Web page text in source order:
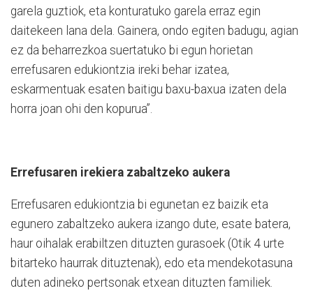
garela guztiok, eta konturatuko garela erraz egin
daitekeen lana dela. Gainera, ondo egiten badugu, agian
ez da beharrezkoa suertatuko bi egun horietan
errefusaren edukiontzia ireki behar izatea,
eskarmentuak esaten baitigu baxu-baxua izaten dela
horra joan ohi den kopurua”.
Errefusaren irekiera zabaltzeko aukera
Errefusaren edukiontzia bi egunetan ez baizik eta
egunero zabaltzeko aukera izango dute, esate batera,
haur oihalak erabiltzen dituzten gurasoek (0tik 4 urte
bitarteko haurrak dituztenak), edo eta mendekotasuna
duten adineko pertsonak etxean dituzten familiek.